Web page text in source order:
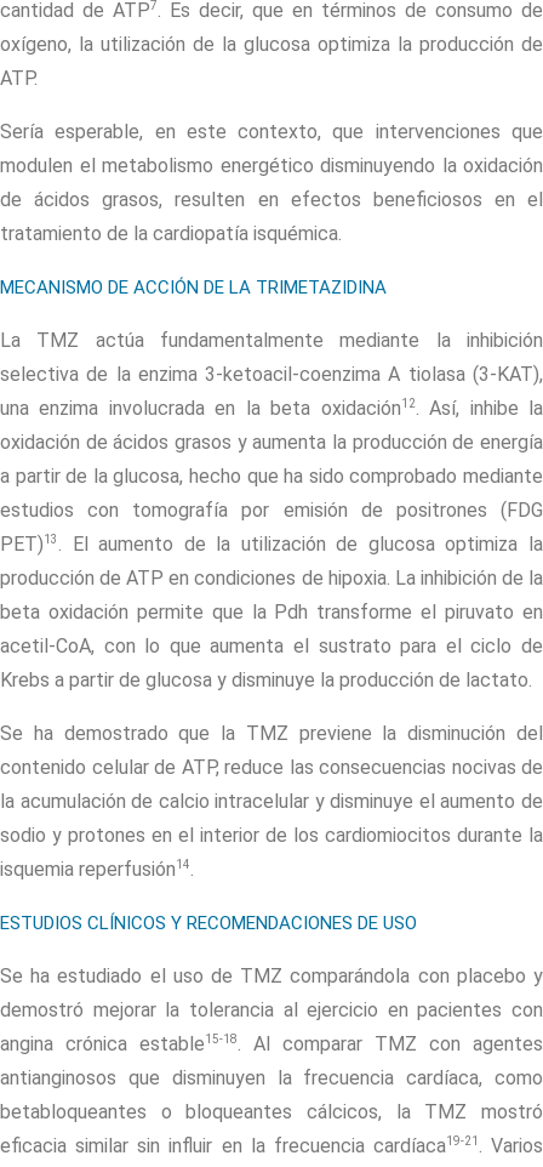
cantidad de ATP7. Es decir, que en términos de consumo de
oxígeno, la utilización de la glucosa optimiza la producción de
ATP.
Sería esperable, en este contexto, que intervenciones que
modulen el metabolismo energético disminuyendo la oxidación
de ácidos grasos, resulten en efectos beneficiosos en el
tratamiento de la cardiopatía isquémica.
MECANISMO DE ACCIÓN DE LA TRIMETAZIDINA
La TMZ actúa fundamentalmente mediante la inhibición
selectiva de la enzima 3-ketoacil-coenzima A tiolasa (3-KAT),
una enzima involucrada en la beta oxidación12. Así, inhibe la
oxidación de ácidos grasos y aumenta la producción de energía
a partir de la glucosa, hecho que ha sido comprobado mediante
estudios con tomografía por emisión de positrones (FDG
PET)13. El aumento de la utilización de glucosa optimiza la
producción de ATP en condiciones de hipoxia. La inhibición de la
beta oxidación permite que la Pdh transforme el piruvato en
acetil-CoA, con lo que aumenta el sustrato para el ciclo de
Krebs a partir de glucosa y disminuye la producción de lactato.
Se ha demostrado que la TMZ previene la disminución del
contenido celular de ATP, reduce las consecuencias nocivas de
la acumulación de calcio intracelular y disminuye el aumento de
sodio y protones en el interior de los cardiomiocitos durante la
isquemia reperfusión14.
ESTUDIOS CLÍNICOS Y RECOMENDACIONES DE USO
Se ha estudiado el uso de TMZ comparándola con placebo y
demostró mejorar la tolerancia al ejercicio en pacientes con
angina crónica estable15-18. Al comparar TMZ con agentes
antianginosos que disminuyen la frecuencia cardíaca, como
betabloqueantes o bloqueantes cálcicos, la TMZ mostró
eficacia similar sin influir en la frecuencia cardíaca19-21 . Varios